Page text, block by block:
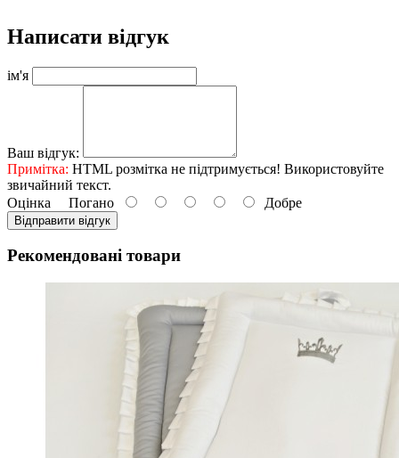
Написати відгук
ім'я
Ваш відгук:
Примітка: HTML розмітка не підтримується! Використовуйте
звичайний текст.
Оцінка Погано Добре
Відправити відгук
Рекомендовані товари